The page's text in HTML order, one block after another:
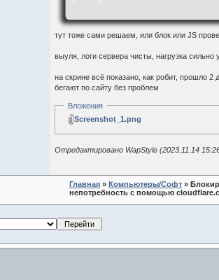
тут тоже сами решаем, или блок или JS
выуля, логи сервера чисты, нагрузка сильно
на скрине всё показано, как робит, прошло
бегают по сайту без проблем
Вложения
Screenshot_1.png
Отредактировано WapStyle (2023.11.14
Главная » Компьютеры/Софт »
непотребность с помощью